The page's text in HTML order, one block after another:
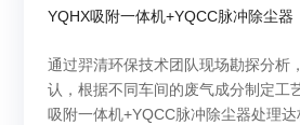
YQHX吸附一体机+YQCC脉冲除尘器
通过羿清环保技术团队现场勘探分析
认，根据不同车间的废气成分制定工
吸附一体机+YQCC脉冲除尘器处理达